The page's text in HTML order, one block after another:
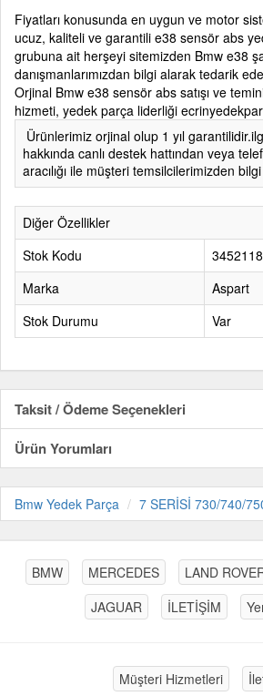
Fiyatları konusunda en uygun ve motor
ucuz, kaliteli ve garantili e38 sensör abs
grubuna ait herşeyi sitemizden Bmw e38
danışmanlarımızdan bilgi alarak tedarik
Orjinal Bmw e38 sensör abs satışı ve
hizmeti, yedek parça liderliği
Ürünlerimiz orjinal olup 1 yıl
hakkında canlı destek hattından veya
aracılığı ile müşteri temsilcilerimizden
Diğer Özellikler
Stok Kodu
Marka
Aspart
Stok Durumu
Var
Taksit / Ödeme Seçenekleri
Ürün Yorumları
Bmw Yedek Parça 7 SERİSİ 730/740/
BMW MERCEDES LAND
JAGUAR
İLETİŞİM
Müşteri Hizmetleri